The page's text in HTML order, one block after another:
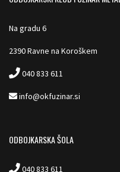
Na gradu 6
2390 Ravne na Koroškem
040 833 611
info@okfuzinar.si
ODBOJKARSKA ŠOLA
040 833 611